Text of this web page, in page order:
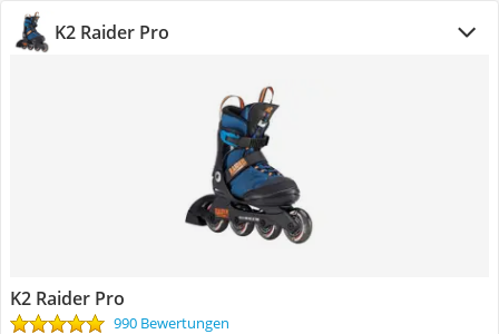
K2 Raider Pro
K2 Raider Pro
990 Bewertungen